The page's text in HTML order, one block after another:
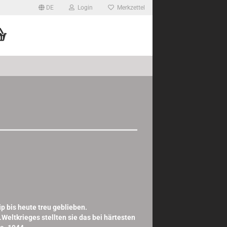
DE Login Merkzettel
bis heute treu geblieben.
stellten sie das bei härtesten